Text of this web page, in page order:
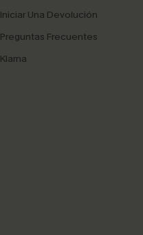
Iniciar Una Devolución
Preguntas Frecuentes
Klarna